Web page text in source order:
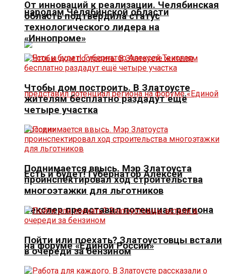
народам Челябинской области
Есть и будет! Губернатор Алексей
Текслер представил потенциал региона
на форуме «Единой России»
От инноваций к реализации. Челябинская
область подтвердила статус
технологического лидера на
«Иннопроме»
Чтобы дом построить. В Златоусте
жителям бесплатно раздадут ещё
четыре участка
Поднимается ввысь. Мэр Златоуста
проинспектировал ход строительства
многоэтажки для льготников
Пойти или поехать? Златоустовцы встали
в очереди за бензином